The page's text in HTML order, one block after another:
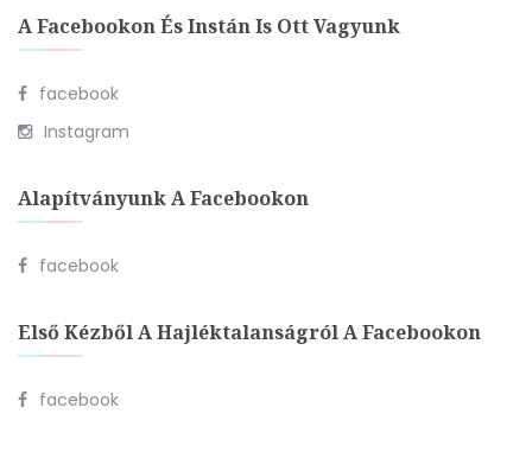
A Facebookon És Instán Is Ott Vagyunk
facebook
Instagram
Alapítványunk A Facebookon
facebook
Első Kézből A Hajléktalanságról A Facebookon
facebook